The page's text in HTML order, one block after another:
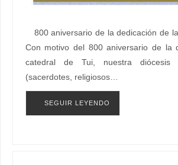
800 aniversario de la dedicación de
Con motivo del 800 aniversario de la
catedral de Tui, nuestra
(sacerdotes, religiosos…
SEGUIR LEYENDO